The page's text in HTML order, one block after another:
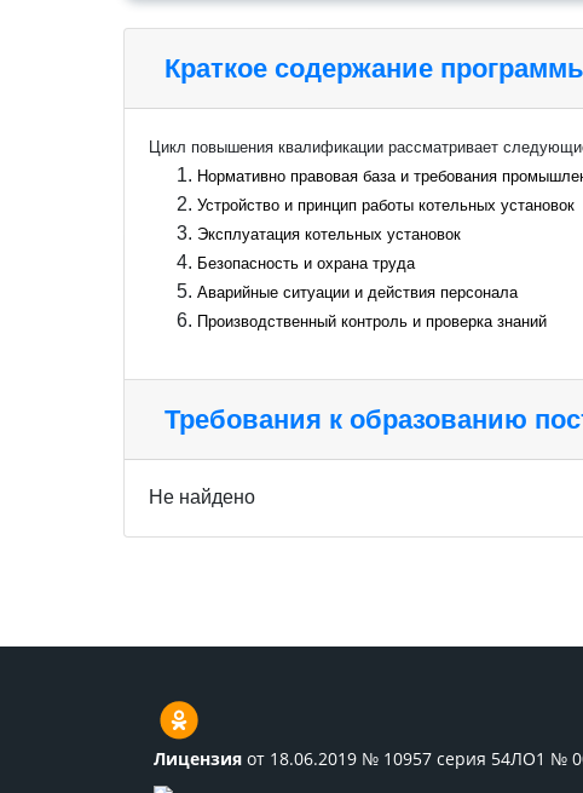
Краткое содержание
Цикл повышения квалификации рассматривает
Нормативно правовая база и требования
Устройство и принцип работы котельных установок
Эксплуатация котельных установок
Безопасность и охрана труда
Аварийные ситуации и действия персонала
Производственный контроль и проверка знаний
Требования к образованию
Не найдено
Лицензия от 18.06.2019 № 10957 серия 54ЛО1 №